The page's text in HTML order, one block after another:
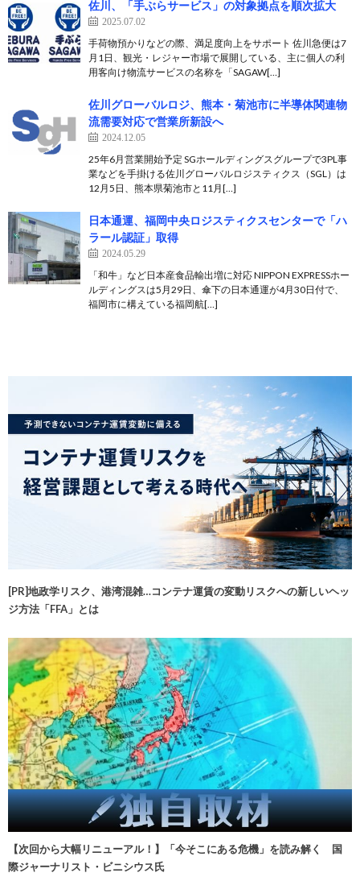
佐川、「手ぶらサービス」の対象拠点を順次拡大
2025.07.02
手荷物預かりなどの際、満足度向上をサポート 佐川急便は7
月1日、観光・レジャー市場で展開している、主に個人の利
用客向け物流サービスの名称を「SAGAW[…]
佐川グローバルロジ、熊本・菊池市に半導体関連物
流需要対応で営業所新設へ
2024.12.05
25年6月営業開始予定 SGホールディングスグループで3PL事
業などを手掛ける佐川グローバルロジスティクス（SGL）は
12月5日、熊本県菊池市と11月[…]
日本通運、福岡中央ロジスティクスセンターで「ハ
ラール認証」取得
2024.05.29
「和牛」など日本産食品輸出増に対応 NIPPON EXPRESSホー
ルディングスは5月29日、傘下の日本通運が4月30日付で、
福岡市に構えている福岡航[…]
[PR]地政学リスク、港湾混雑…コンテナ運賃の変動リスクへの新しいヘッ
ジ方法「FFA」とは
【次回から大幅リニューアル！】「今そこにある危機」を読み解く 国
際ジャーナリスト・ビニシウス氏